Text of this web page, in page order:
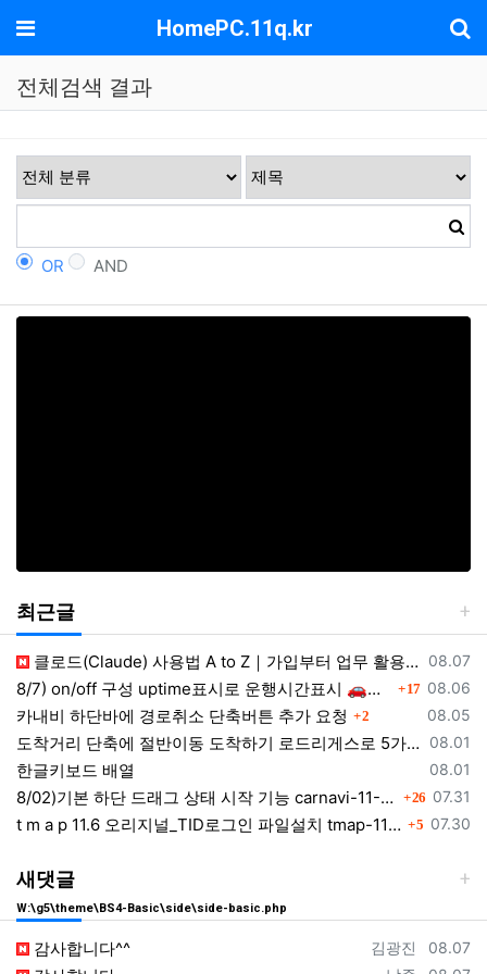
메뉴 HomePC.11q.kr
전체검색 결과
OR AND
최근글
등록일
08.07
클로드(Claude) 사용법 A to Z｜가입부터 업무 활용법 VSCODE 연결 까지
등록일
08.06
8/7) on/off 구성 uptime표시로 운행시간표시 🚗최근목적지 바로가기 및 ⛔이전화면이동과 260807 댓글
17
등록일
08.05
카내비 하단바에 경로취소 단축버튼 추가 요청 댓글
2
등록일
08.01
도착거리 단축에 절반이동 도착하기 로드리게스로 5가지를 한 번에 배우세요
등록일
08.01
한글키보드 배열
등록일
07.31
8/02)기본 하단 드래그 상태 시작 기능 carnavi-11-6-0-3944_cargps_260802.apk 댓글
26
등록일
07.30
t m a p 11.6 오리지널_TID로그인 파일설치 tmap-11-6-0-3944_org signed.apk 댓글
5
새댓글
W:\g5\theme\BS4-Basic\side\side-basic.php
등록자
김광진 등록일
08.07
감사합니다^^